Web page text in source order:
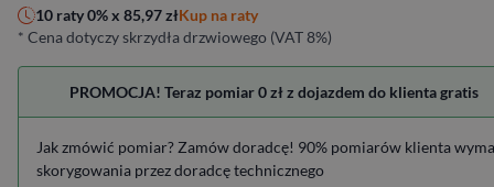
10 raty 0% x 85,97złKup na raty
* Cena dotyczy skrzydła drzwiowego (VAT 8%)
PROMOCJA! Teraz pomiar 0 zł z dojazdem do klienta gratis
Jak zmówić pomiar? Zamów doradcę! 90% pomiarów klienta
skorygowania przez doradcę technicznego